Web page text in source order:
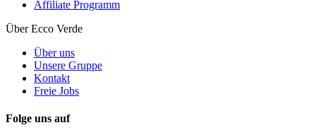
Affiliate Programm
Über Ecco Verde
Über uns
Unsere Gruppe
Kontakt
Freie Jobs
Folge uns auf